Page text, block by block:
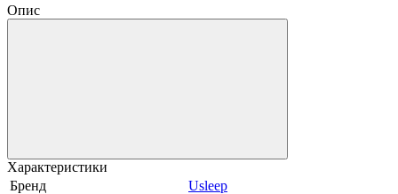
Опис
Характеристики
Бренд
Usleep